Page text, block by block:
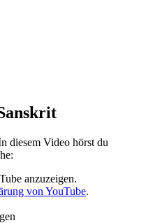
diesem Video hörst du
anzuzeigen.
von YouTube.